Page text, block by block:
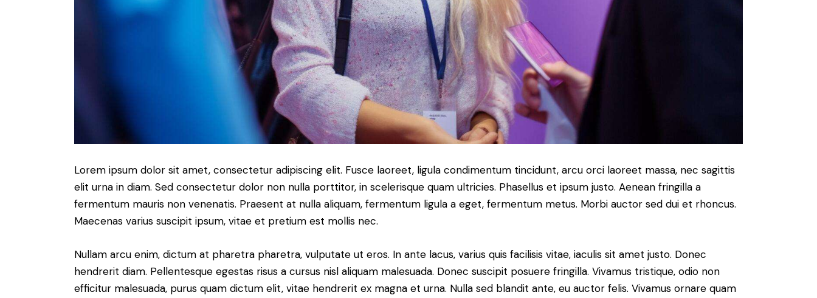
Lorem ipsum dolor sit amet, consectetur adipiscing elit. Fusce laoreet, ligula condimentum tincidunt, arcu orci laoreet massa, nec sagittis
elit urna in diam. Sed consectetur dolor non nulla porttitor, in scelerisque quam ultricies. Phasellus et ipsum justo. Aenean fringilla a
fermentum mauris non venenatis. Praesent at nulla aliquam, fermentum ligula a eget, fermentum metus. Morbi auctor sed dui et rhoncus.
Maecenas varius suscipit ipsum, vitae et pretium est mollis nec.
Nullam arcu enim, dictum at pharetra pharetra, vulputate ut eros. In ante lacus, varius quis facilisis vitae, iaculis sit amet justo. Donec
hendrerit diam. Pellentesque egestas risus a cursus nisl aliquam malesuada. Donec suscipit posuere fringilla. Vivamus tristique, odio non
efficitur malesuada, purus quam dictum elit, vitae hendrerit ex magna et urna. Nulla sed blandit ante, eu auctor felis. Vivamus ornare quam